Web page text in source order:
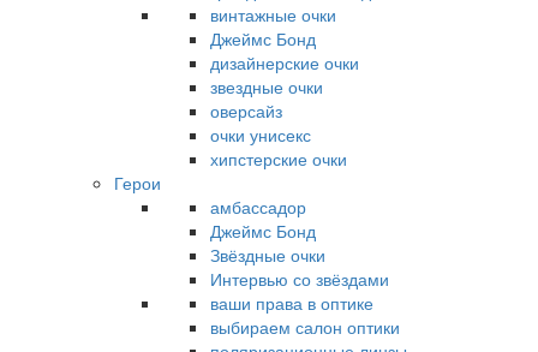
винтажные очки
Джеймс Бонд
дизайнерские очки
звездные очки
оверсайз
очки унисекс
хипстерские очки
Герои
амбассадор
Джеймс Бонд
Звёздные очки
Интервью со звёздами
ваши права в оптике
выбираем салон оптики